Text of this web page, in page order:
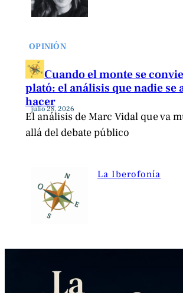
OPINIÓN
Cuando el monte se
plató: el análisis que nadie se
hacer
julio 28, 2026
El análisis de Marc Vidal que va
allá del debate público
La Iberofonía